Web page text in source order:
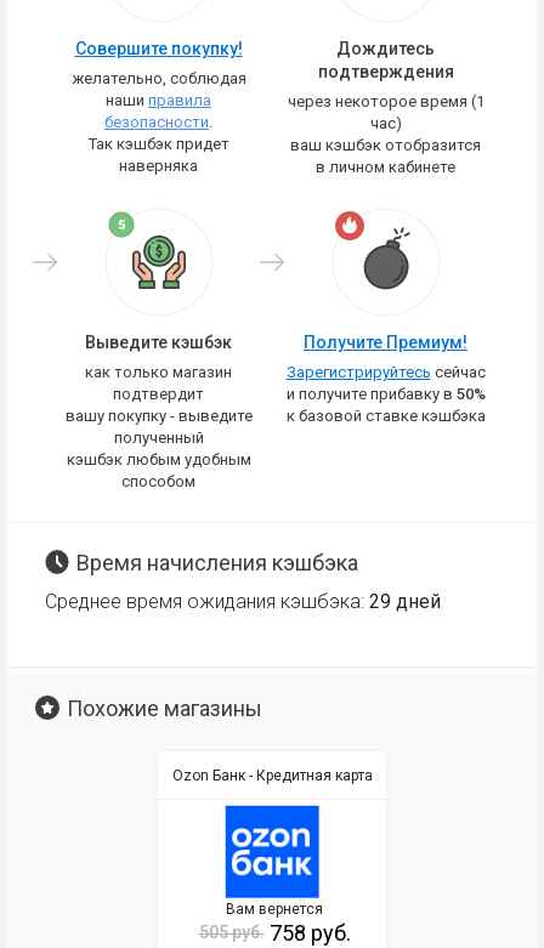
Совершите покупку!
желательно, соблюдая
наши правила
безопасности.
Так кэшбэк придет
наверняка
Дождитесь
подтверждения
через некоторое время (1
час)
ваш кэшбэк отобразится
в личном кабинете
Выведите кэшбэк
как только магазин
подтвердит
вашу покупку - выведите
полученный
кэшбэк любым удобным
способом
Получите Премиум!
Зарегистрируйтесь сейчас
и получите прибавку в 50%
к базовой ставке кэшбэка
Время начисления кэшбэка
Среднее время ожидания кэшбэка: 29 дней
Похожие магазины
Ozon Банк - Кредитная карта
Вам вернется
505 руб. 758 руб.